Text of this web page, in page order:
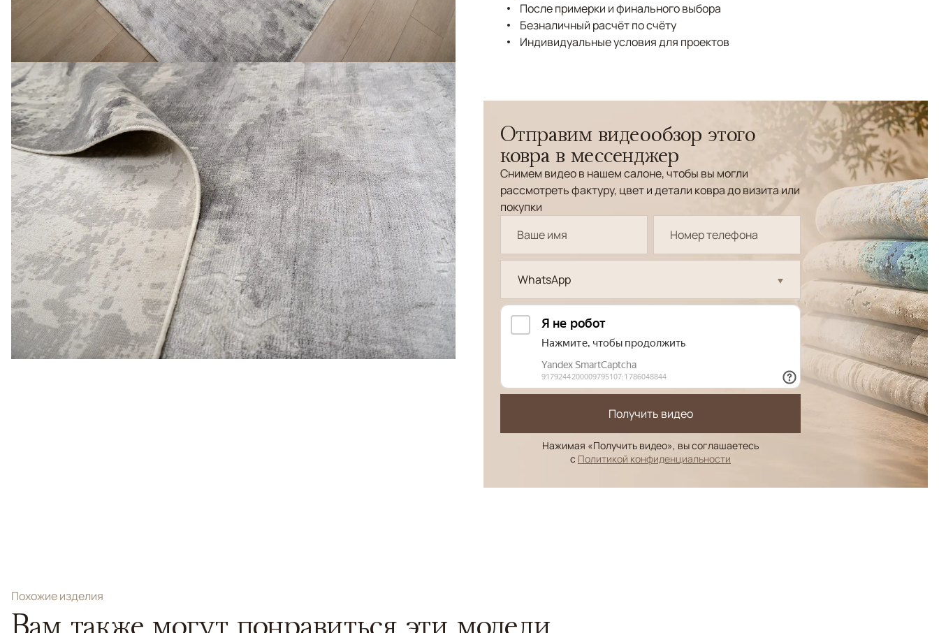
После примерки и финального выбора
Безналичный расчёт по счёту
Индивидуальные условия для проектов
Отправим видеообзор этого
ковра в мессенджер
Снимем видео в нашем салоне, чтобы вы могли
рассмотреть фактуру, цвет и детали ковра до визита или
покупки
WhatsApp
Получить видео
Нажимая «Получить видео», вы соглашаетесь
с Политикой конфиденциальности
Похожие изделия
Вам также могут понравиться эти модели